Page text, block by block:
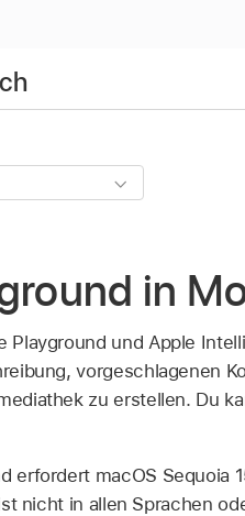
in
Playground und Apple
vorgeschlagenen
zu erstellen. Du
erfordert macOS
nicht in allen Sprachen